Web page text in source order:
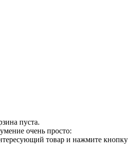
пуста.
очень просто:
товар и нажмите кнопку